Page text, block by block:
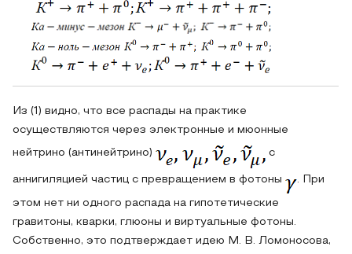
Из (1) видно, что все распады на практике
осуществляются через электронные и мюонные
нейтрино (антинейтрино) с
аннигиляцией частиц с превращением в фотоны . При
этом нет ни одного распада на гипотетические
гравитоны, кварки, глюоны и виртуальные фотоны.
Собственно, это подтверждает идею М. В. Ломоносова,